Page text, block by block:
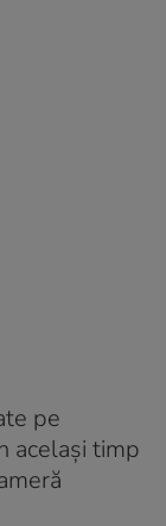
pe
același timp